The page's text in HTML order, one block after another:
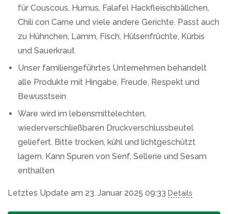
für Couscous, Humus, Falafel Hackfleischbällchen,
Chili con Carne und viele andere Gerichte. Passt auch
zu Hühnchen, Lamm, Fisch, Hülsenfrüchte, Kürbis
und Sauerkraut
Unser familiengeführtes Unternehmen behandelt
alle Produkte mit Hingabe, Freude, Respekt und
Bewusstsein
Ware wird im lebensmittelechten,
wiederverschließbaren Druckverschlussbeutel
geliefert. Bitte trocken, kühl und lichtgeschützt
lagern. Kann Spuren von Senf, Sellerie und Sesam
enthalten
Letztes Update am 23. Januar 2025 09:33 Details